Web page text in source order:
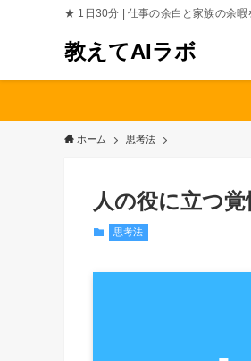
★ 1日30分 | 仕事の余白と家族の余暇
教えてAIラボ
ホーム 思考法
人の役に立つ
思考法